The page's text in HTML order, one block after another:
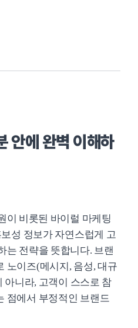
안에 완벽 이해하
이 비롯된 바이럴 마케팅
성 정보가 자연스럽게 고
는 전략을 뜻합니다. 브랜
노이즈(메시지, 음성, 대규
아니라, 고객이 스스로 참
점에서 부정적인 브랜드